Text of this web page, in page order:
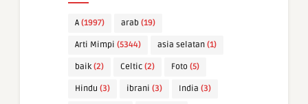
A (1997) arab (19)
Arti Mimpi (5344) asia selatan (1)
baik (2) Celtic (2) Foto (5)
Hindu (3) ibrani (3) India (3)